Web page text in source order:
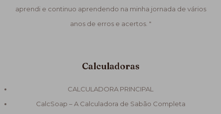
aprendi e continuo aprendendo na minha jornada de vários
anos de erros e acertos. "
Calculadoras
CALCULADORA PRINCIPAL
CalcSoap – A Calculadora de Sabão Completa